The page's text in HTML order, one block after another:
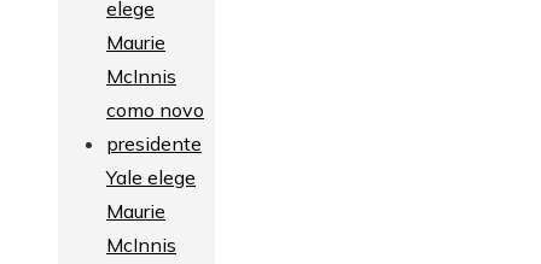
Yale elege
Maurie
McInnis